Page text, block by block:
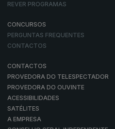
REVER PROGRAMAS
CONCURSOS
PERGUNTAS FREQUENTES
CONTACTOS
CONTACTOS
PROVEDORA DO TELESPECTADOR
PROVEDORA DO OUVINTE
ACESSIBILIDADES
SATÉLITES
A EMPRESA